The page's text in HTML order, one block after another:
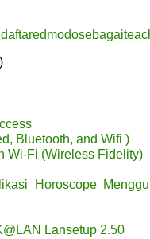
Bluetooth, and Wifi )
Wi-Fi (Wireless Fidelity)
Horoscope
Lansetup 2.50